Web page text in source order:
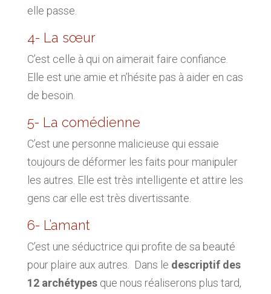
elle passe.
4- La sœur
C’est celle à qui on aimerait faire confiance.
Elle est une amie et n’hésite pas à aider en cas
de besoin.
5- La comédienne
C’est une personne malicieuse qui essaie
toujours de déformer les faits pour manipuler
les autres. Elle est très intelligente et attire les
gens car elle est très divertissante.
6- L’amant
C’est une séductrice qui profite de sa beauté
pour plaire aux autres. Dans le descriptif des
12 archétypesque nous réaliserons plus tard,